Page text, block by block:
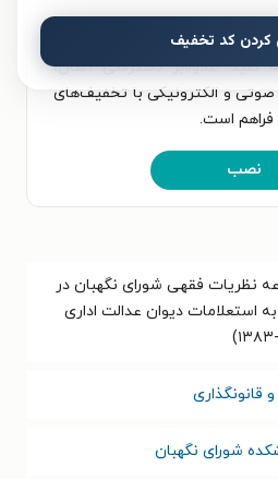
می‌توانید مطالعه‌ی خود را
خواندن و شنیدن کتاب‌ها را
علاوه‌بر دسترسی آسان،
صوتی و الکترونیکی با تخفیف‌های
است.
نصب
نظریات فقهی شورای نگهبان در
استعلامات دیوان عدالت اداری
قانونگذاری
شورای نگهبان
کردن کد تخفیف